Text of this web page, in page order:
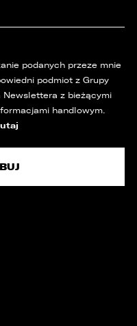
podanych przeze mnie
podmiot z Grupy
Newslettera z bieżącymi
handlowym.